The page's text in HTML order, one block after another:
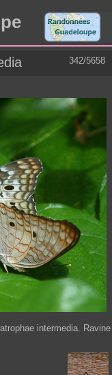
342/5658
intermedia. Ravine